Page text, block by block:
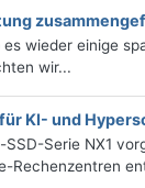
wieder einige
wir...
für KI- und
Serie NX1
Rechenzentren